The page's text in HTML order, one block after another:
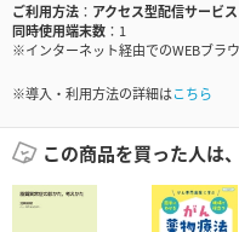
ご利用方法
アクセス型配信サービス
同時使用端末数
1
※インターネット経由でのWEBブラ
※導入・利用方法の詳細はこちら
この商品を買った人は